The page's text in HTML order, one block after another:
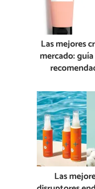
Las mejores
mercado:
Las